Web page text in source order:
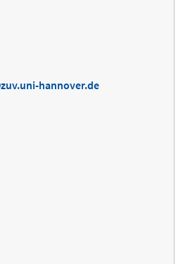
zuv.uni-hannover.de